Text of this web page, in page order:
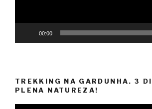
00:00
TREKKING NA GARDUNHA. 3
PLENA NATUREZA!